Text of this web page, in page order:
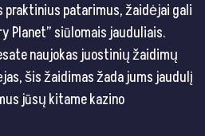
patarimus, žaidėjai gali
Planet” siūlomais jauduliais.
naujokas juostinių žaidimų
šis žaidimas žada jums jaudulį
jūsų kitame kazino